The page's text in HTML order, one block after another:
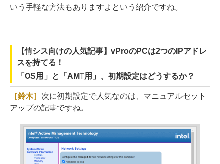
いう手軽な方法もありますよという紹介ですね。
【情シス向けの人気記事】vProのPCは2つのIPアドレ
スを持てる！
「OS用」と「AMT用」、初期設定はどうするか？
［鈴木］ 次に初期設定で人気なのは、マニュアルセット
アップの記事ですね。